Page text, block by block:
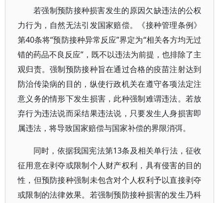
若强制预防接种损害发生的原因欠缺违法的公权
力行为，自然无法引发国家赔偿。《接种管理条例》
第40条将“预防接种异常反应”界定为“相关各方均无过
错的药品不良反应”，既不以违法为前提，也排除了主
观归责。强制预防接种旨在通过合格的疫苗注射达到
防治传染病的目的，纵使行政机关在遵守各项法定注
意义务的情形下发生损害，此种强制难谓违法。若放
弃行为违法说而采结果违法说，只要发生人身损害即
属违法，将导致国家赔偿与国家补偿的界限消弭。
同时，依据我国宪法第13条及相关单行法，征收
征用意在剥夺或限制个人财产权利，具有侵害的目的
性，但预防接种强制未包含对个人权利予以直接剥夺
或限制的法律效果。若强制预防接种损害的发生乃科